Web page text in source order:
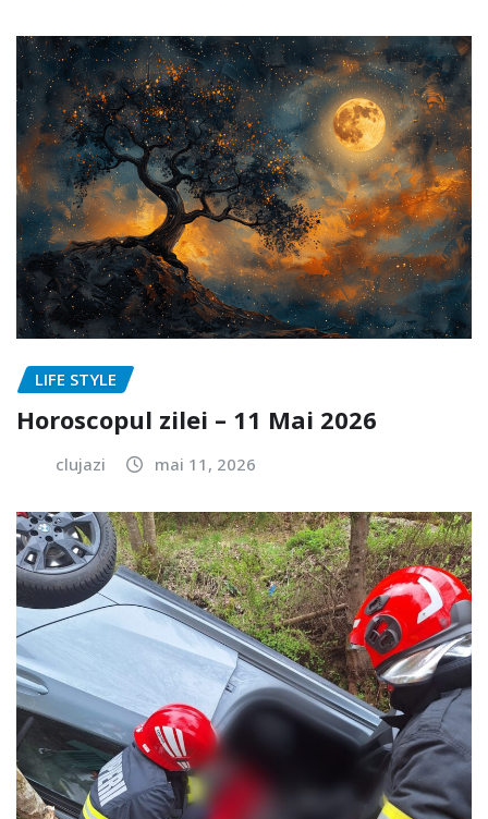
LIFE STYLE
Horoscopul zilei – 11 Mai 2026
clujazi mai 11, 2026